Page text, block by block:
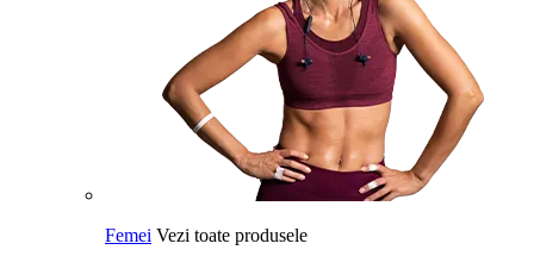
Femei Vezi toate produsele